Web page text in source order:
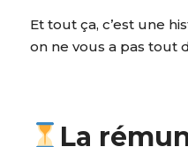
Et tout ça, c’est une
on ne vous a pas tout
La